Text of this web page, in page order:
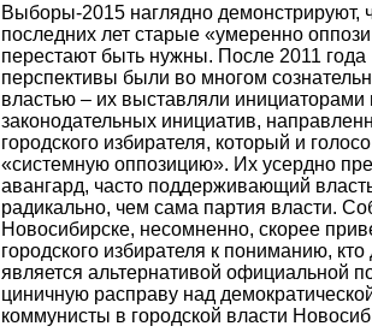
Выборы-2015 наглядно демонстрируют,
последних лет старые «умеренно
перестают быть нужны. После 2011 года
перспективы были во многом
властью – их выставляли инициаторами
законодательных инициатив,
городского избирателя, который и
«системную оппозицию». Их усердно
авангард, часто поддерживающий
радикально, чем сама партия власти.
Новосибирске, несомненно, скорее
городского избирателя к пониманию, кто
является альтернативой официальной
циничную расправу над
коммунисты в городской власти